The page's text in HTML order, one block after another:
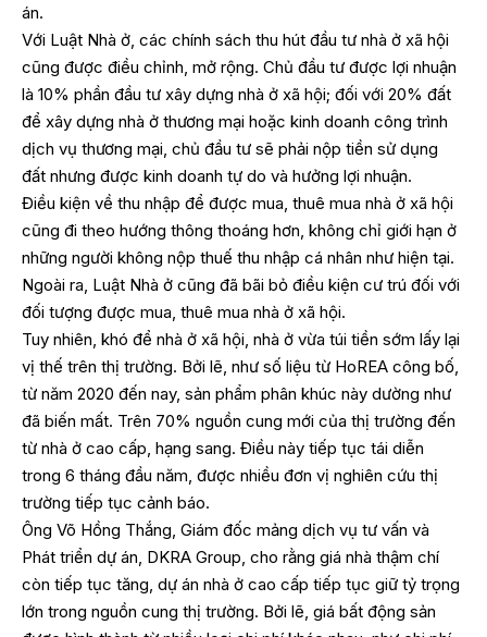
án.
Với Luật Nhà ở, các chính sách thu hút đầu tư nhà ở xã hội
cũng được điều chỉnh, mở rộng. Chủ đầu tư được lợi nhuận
là 10% phần đầu tư xây dựng nhà ở xã hội; đối với 20% đất
để xây dựng nhà ở thương mại hoặc kinh doanh công trình
dịch vụ thương mại, chủ đầu tư sẽ phải nộp tiền sử dụng
đất nhưng được kinh doanh tự do và hưởng lợi nhuận.
Điều kiện về thu nhập để được mua, thuê mua nhà ở xã hội
cũng đi theo hướng thông thoáng hơn, không chỉ giới hạn ở
những người không nộp thuế thu nhập cá nhân như hiện tại.
Ngoài ra, Luật Nhà ở cũng đã bãi bỏ điều kiện cư trú đối với
đối tượng được mua, thuê mua nhà ở xã hội.
Tuy nhiên, khó để nhà ở xã hội, nhà ở vừa túi tiền sớm lấy lại
vị thế trên thị trường. Bởi lẽ, như số liệu từ HoREA công bố,
từ năm 2020 đến nay, sản phẩm phân khúc này dường như
đã biến mất. Trên 70% nguồn cung mới của thị trường đến
từ nhà ở cao cấp, hạng sang. Điều này tiếp tục tái diễn
trong 6 tháng đầu năm, được nhiều đơn vị nghiên cứu thị
trường tiếp tục cảnh báo.
Ông Võ Hồng Thắng, Giám đốc mảng dịch vụ tư vấn và
Phát triển dự án, DKRA Group, cho rằng giá nhà thậm chí
còn tiếp tục tăng, dự án nhà ở cao cấp tiếp tục giữ tỷ trọng
lớn trong nguồn cung thị trường. Bởi lẽ, giá bất động sản